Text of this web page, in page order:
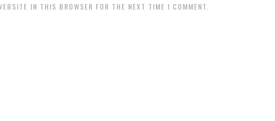
IN THIS BROWSER FOR THE NEXT TIME I COMMENT.